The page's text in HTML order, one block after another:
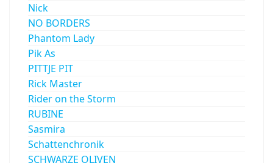
Nick
NO BORDERS
Phantom Lady
Pik As
PITTJE PIT
Rick Master
Rider on the Storm
RUBINE
Sasmira
Schattenchronik
SCHWARZE OLIVEN